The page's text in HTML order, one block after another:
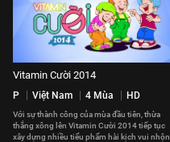
Vitamin Cười 2014
P Việt Nam 4 Mùa HD
Với sự thành công của mùa đầu tiên, thừa
thắng xông lên Vitamin Cười 2014 tiếp tục
xây dựng nhiều tiểu phẩm hài kịch vui nhộn